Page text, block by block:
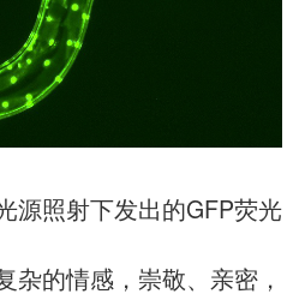
源照射下发出的GFP荧光
杂的情感，崇敬、亲密，